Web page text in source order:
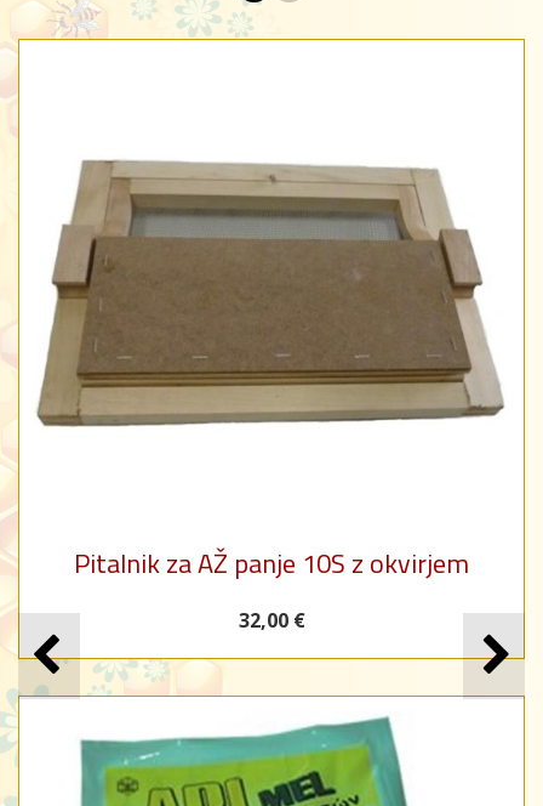
Pitalnik za AŽ panje 10S z okvirjem
32,00 €